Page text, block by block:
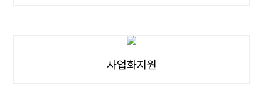
사업화지원